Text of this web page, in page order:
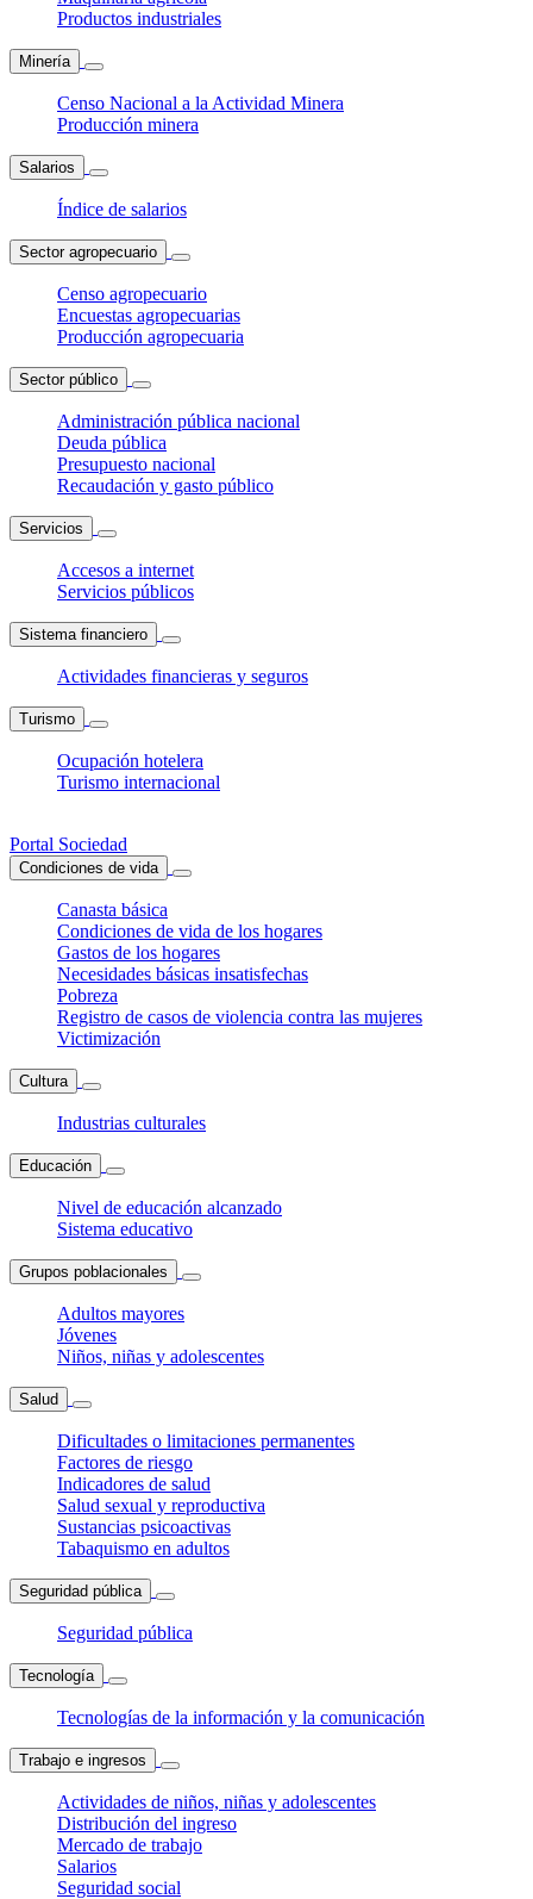
Productos industriales
Minería
Censo Nacional a la Actividad Minera
Producción minera
Salarios
Índice de salarios
Sector agropecuario
Censo agropecuario
Encuestas agropecuarias
Producción agropecuaria
Sector público
Administración pública nacional
Deuda pública
Presupuesto nacional
Recaudación y gasto público
Servicios
Accesos a internet
Servicios públicos
Sistema financiero
Actividades financieras y seguros
Turismo
Ocupación hotelera
Turismo internacional
Portal Sociedad
Condiciones de vida
Canasta básica
Condiciones de vida de los hogares
Gastos de los hogares
Necesidades básicas insatisfechas
Pobreza
Registro de casos de violencia contra las mujeres
Victimización
Cultura
Industrias culturales
Educación
Nivel de educación alcanzado
Sistema educativo
Grupos poblacionales
Adultos mayores
Jóvenes
Niños, niñas y adolescentes
Salud
Dificultades o limitaciones permanentes
Factores de riesgo
Indicadores de salud
Salud sexual y reproductiva
Sustancias psicoactivas
Tabaquismo en adultos
Seguridad pública
Seguridad pública
Tecnología
Tecnologías de la información y la comunicación
Trabajo e ingresos
Actividades de niños, niñas y adolescentes
Distribución del ingreso
Mercado de trabajo
Salarios
Seguridad social